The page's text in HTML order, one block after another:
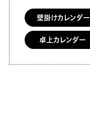
壁掛けカレンダー
卓上カレンダー